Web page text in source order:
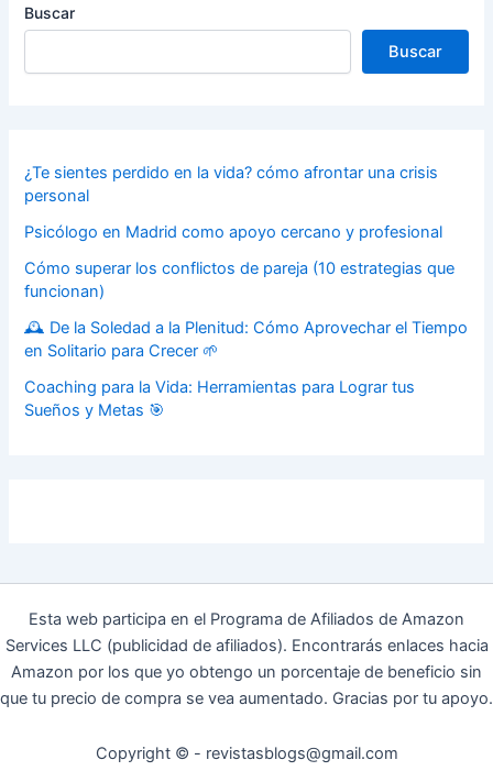
Buscar
Buscar
¿Te sientes perdido en la vida? cómo afrontar una crisis
personal
Psicólogo en Madrid como apoyo cercano y profesional
Cómo superar los conflictos de pareja (10 estrategias que
funcionan)
🕰️ De la Soledad a la Plenitud: Cómo Aprovechar el Tiempo
en Solitario para Crecer 🌱
Coaching para la Vida: Herramientas para Lograr tus
Sueños y Metas 🎯
Esta web participa en el Programa de Afiliados de Amazon
Services LLC (publicidad de afiliados). Encontrarás enlaces hacia
Amazon por los que yo obtengo un porcentaje de beneficio sin
que tu precio de compra se vea aumentado. Gracias por tu apoyo.
Copyright © - revistasblogs@gmail.com